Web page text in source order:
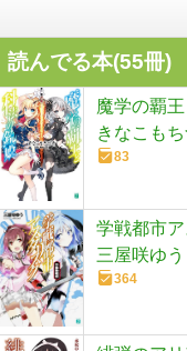
読んでる本(55冊)
魔学の覇
きなこもち
83
学戦都市
三屋咲ゆう
364